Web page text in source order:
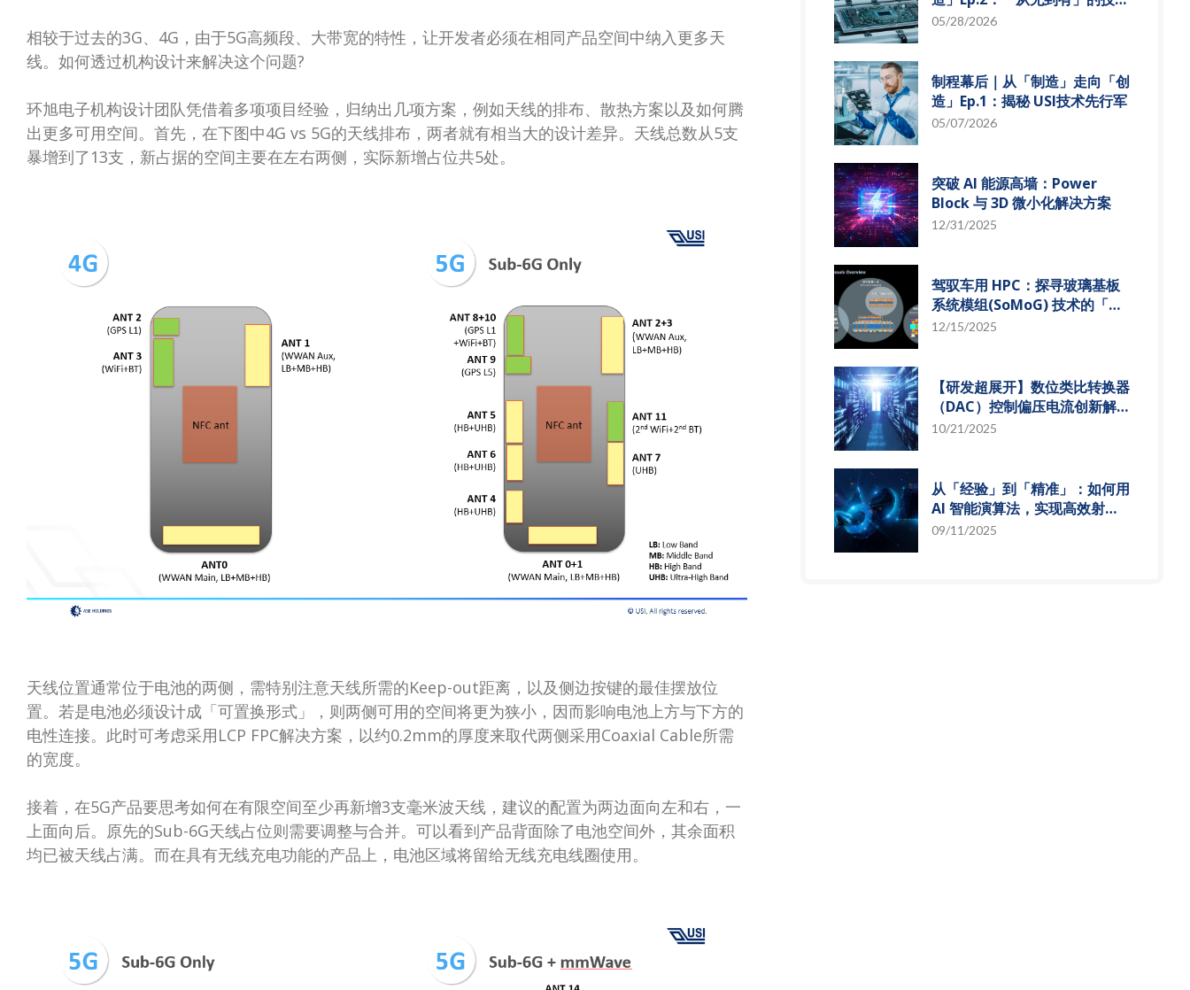
相较于过去的3G、4G，由于5G高频段、大带宽的特性，让开发者必须在相同产品空间中纳入更多天
线。如何透过机构设计来解决这个问题?
环旭电子机构设计团队凭借着多项项目经验，归纳出几项方案，例如天线的排布、散热方案以及如何腾
出更多可用空间。首先，在下图中4G vs 5G的天线排布，两者就有相当大的设计差异。天线总数从5支
暴增到了13支，新占据的空间主要在左右两侧，实际新增占位共5处。
天线位置通常位于电池的两侧，需特别注意天线所需的Keep-out距离，以及侧边按键的最佳摆放位
置。若是电池必须设计成「可置换形式」，则两侧可用的空间将更为狭小，因而影响电池上方与下方的
电性连接。此时可考虑采用LCP FPC解决方案，以约0.2mm的厚度来取代两侧采用Coaxial Cable所需
的宽度。
接着，在5G产品要思考如何在有限空间至少再新增3支毫米波天线，建议的配置为两边面向左和右，一
上面向后。原先的Sub-6G天线占位则需要调整与合并。可以看到产品背面除了电池空间外，其余面积
均已被天线占满。而在具有无线充电功能的产品上，电池区域将留给无线充电线圈使用。
革新
05/28/2026
制程幕后｜从「制造」走向「创
造」Ep.1：揭秘 USI技术先行军
05/07/2026
突破 AI 能源高墙：Power
Block 与 3D 微小化解决方案
12/31/2025
驾驭车用 HPC：探寻玻璃基板
系统模组(SoMoG) 技术的「最
佳甜蜜点」
12/15/2025
【研发超展开】数位类比转换器
（DAC）控制偏压电流创新解
决方案，智慧电源的关键突破
10/21/2025
从「经验」到「精准」：如何用
AI 智能演算法，实现高效射频
预测模型
09/11/2025